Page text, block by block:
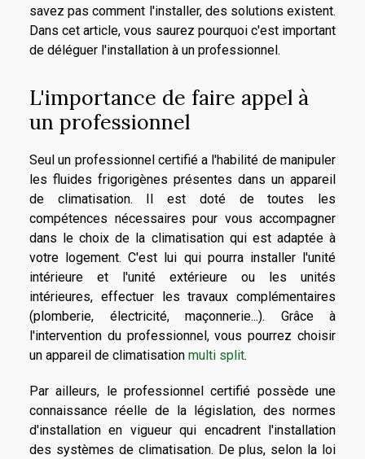
savez pas comment l'installer, des solutions existent.
Dans cet article, vous saurez pourquoi c'est important
de déléguer l'installation à un professionnel.
L'importance de faire appel à
un professionnel
Seul un professionnel certifié a l'habilité de manipuler
les fluides frigorigènes présentes dans un appareil
de climatisation. Il est doté de toutes les
compétences nécessaires pour vous accompagner
dans le choix de la climatisation qui est adaptée à
votre logement. C'est lui qui pourra installer l'unité
intérieure et l'unité extérieure ou les unités
intérieures, effectuer les travaux complémentaires
(plomberie, électricité, maçonnerie...). Grâce à
l'intervention du professionnel, vous pourrez choisir
un appareil de climatisation multi split.
Par ailleurs, le professionnel certifié possède une
connaissance réelle de la législation, des normes
d'installation en vigueur qui encadrent l'installation
des systèmes de climatisation. De plus, selon la loi